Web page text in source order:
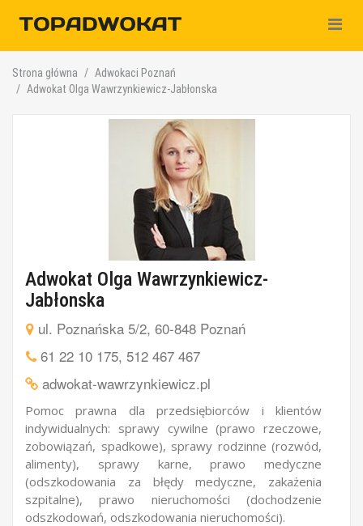
Strona główna
Adwokaci Poznań
Adwokat Olga Wawrzynkiewicz-Jabłonska
Adwokat Olga Wawrzynkiewicz-
Jabłonska
ul. Poznańska 5/2, 60-848 Poznań
61 22 10 175, 512 467 467
adwokat-wawrzynkiewicz.pl
Pomoc prawna dla przedsiębiorców i klientów
indywidualnych: sprawy cywilne (prawo rzeczowe,
zobowiązań, spadkowe), sprawy rodzinne (rozwód,
alimenty), sprawy karne, prawo medyczne
(odszkodowania za błędy medyczne, zakażenia
szpitalne), prawo nieruchomości (dochodzenie
odszkodowań, odszkodowania nieruchomości).